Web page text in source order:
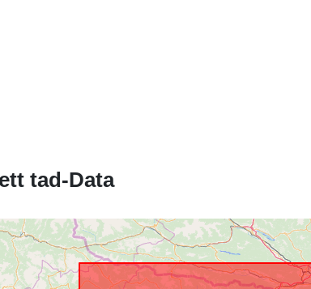
tad-Data